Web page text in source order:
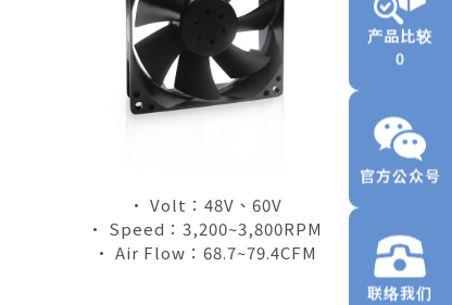
产品比较
0
官方公众号
联络我们
• Volt：48V、60V
• Speed：3,200~3,800RPM
• Air Flow：68.7~79.4CFM